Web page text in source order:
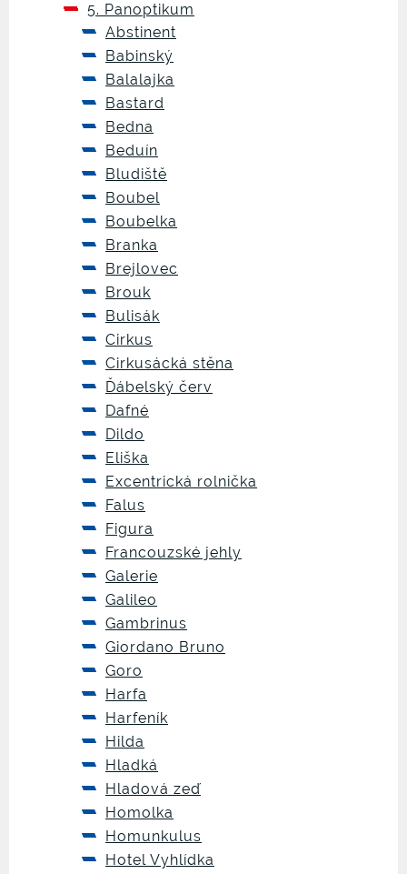
5. Panoptikum
Abstinent
Babinský
Balalajka
Bastard
Bedna
Beduín
Bludiště
Boubel
Boubelka
Branka
Brejlovec
Brouk
Bulisák
Cirkus
Cirkusácká stěna
Ďábelský červ
Dafné
Dildo
Eliška
Excentrická rolnička
Falus
Figura
Francouzské jehly
Galerie
Galileo
Gambrinus
Giordano Bruno
Goro
Harfa
Harfeník
Hilda
Hladká
Hladová zeď
Homolka
Homunkulus
Hotel Vyhlídka